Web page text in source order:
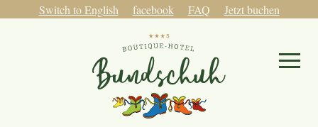
Switch to English facebook FAQ Jetzt buchen